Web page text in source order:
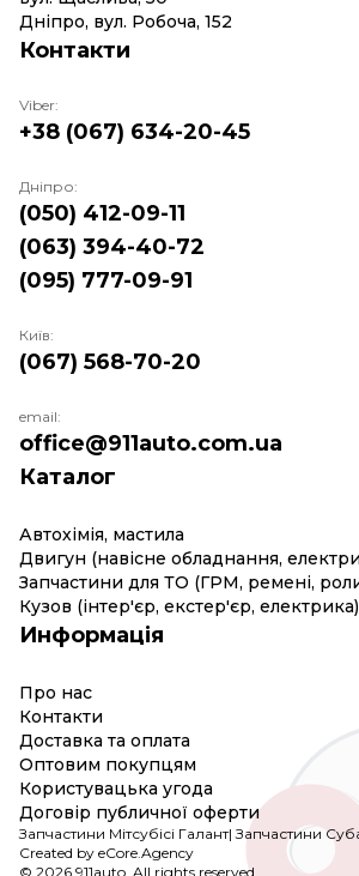
Дніпро, вул. Робоча, 152
Каталог
Автохімія, мастила
Двигун (навісне обладнання,
Запчастини для ТО (ГРМ, ремені,
Кузов (інтер'єр, екстер'єр, електрика)
Информація
Про нас
Контакти
Доставка та оплата
Оптовим покупцям
Користувацька угода
Договір публичної оферти
Контакти
Viber:
+38 (067) 634-20-45
Дніпро:
(050) 412-09-11
(063) 394-40-72
(095) 777-09-91
Київ:
(067) 568-70-20
email:
office@911auto.com.ua
Created by eCore.Agency
Запчастини Мітсубісі Галант|Запчастини
© 2026 911auto. All rights reserved